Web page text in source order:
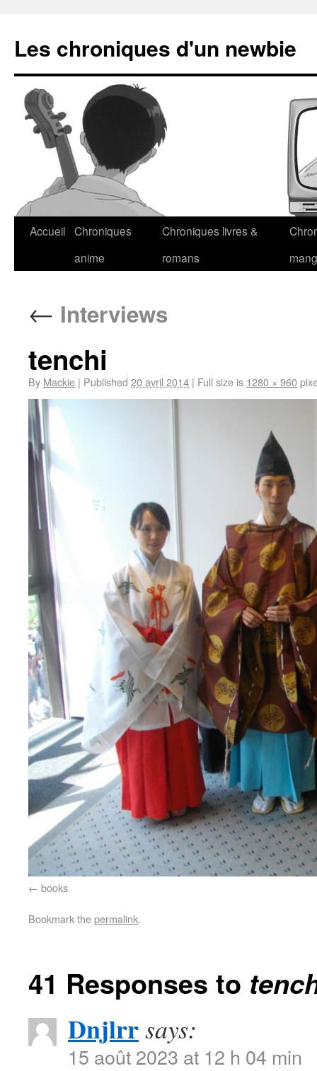
Les chroniques d'un newbie
Accueil Chroniques
anime
Chroniques livres &
romans
← Interviews
tenchi
By Mackie | Published 20 avril 2014 | Full size is 1280 × 960
books
Bookmark thepermalink.
41 Responses to
Dnjlrrsays:
15 août 2023 at 12 h 04 min